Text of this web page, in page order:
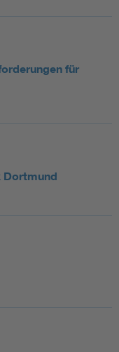
für
Dortmund